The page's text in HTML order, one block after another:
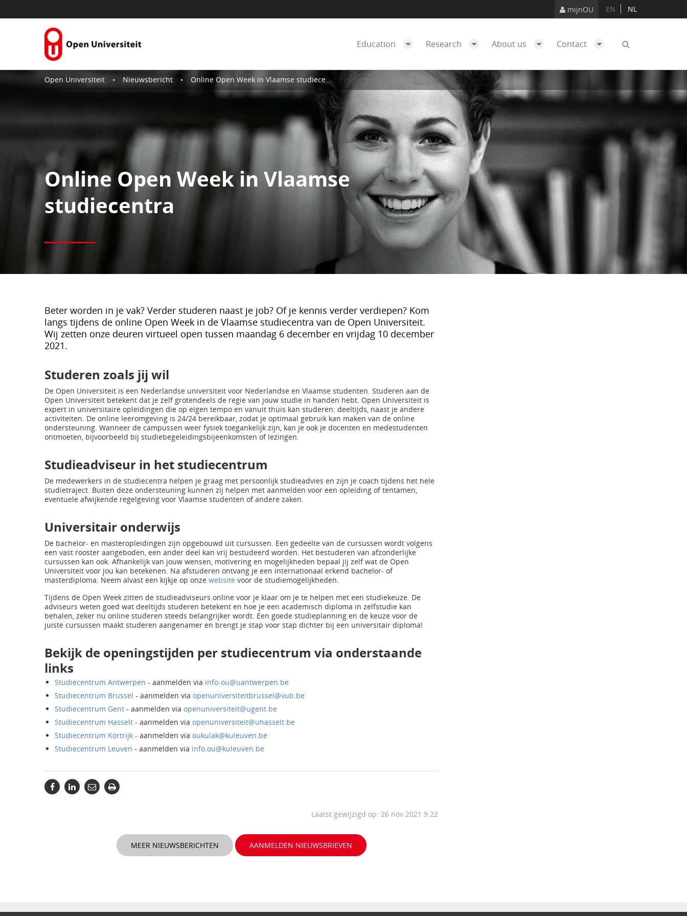
mijnOU EN NL
Education Research About us Contact
Open Universiteit Nieuwsbericht Online Open Week in Vlaamse studiecentra
Online Open Week in Vlaamse
studiecentra
Beter worden in je vak? Verder studeren naast je job? Of je kennis verder verdiepen? Kom
langs tijdens de online Open Week in de Vlaamse studiecentra van de Open Universiteit.
Wij zetten onze deuren virtueel open tussen maandag 6 december en vrijdag 10 december
2021.
Studeren zoals jij wil
De Open Universiteit is een Nederlandse universiteit voor Nederlandse en Vlaamse studenten. Studeren aan de
Open Universiteit betekent dat je zelf grotendeels de regie van jouw studie in handen hebt. Open Universiteit is
expert in universitaire opleidingen die op eigen tempo en vanuit thuis kan studeren: deeltijds, naast je andere
activiteiten. De online leeromgeving is 24/24 bereikbaar, zodat je optimaal gebruik kan maken van de online
ondersteuning. Wanneer de campussen weer fysiek toegankelijk zijn, kan je ook je docenten en medestudenten
ontmoeten, bijvoorbeeld bij studiebegeleidingsbijeenkomsten of lezingen.
Studieadviseur in het studiecentrum
De medewerkers in de studiecentra helpen je graag met persoonlijk studieadvies en zijn je coach tijdens het hele
studietraject. Buiten deze ondersteuning kunnen zij helpen met aanmelden voor een opleiding of tentamen,
eventuele afwijkende regelgeving voor Vlaamse studenten of andere zaken.
Universitair onderwijs
De bachelor- en masteropleidingen zijn opgebouwd uit cursussen. Een gedeelte van de cursussen wordt volgens
een vast rooster aangeboden, een ander deel kan vrij bestudeerd worden. Het bestuderen van afzonderlijke
cursussen kan ook. Afhankelijk van jouw wensen, motivering en mogelijkheden bepaal jij zelf wat de Open
Universiteit voor jou kan betekenen. Na afstuderen ontvang je een internationaal erkend bachelor- of
masterdiploma. Neem alvast een kijkje op onze website voor de studiemogelijkheden.
Tijdens de Open Week zitten de studieadviseurs online voor je klaar om je te helpen met een studiekeuze. De
adviseurs weten goed wat deeltijds studeren betekent en hoe je een academisch diploma in zelfstudie kan
behalen, zeker nu online studeren steeds belangrijker wordt. Een goede studieplanning en de keuze voor de
juiste cursussen maakt studeren aangenamer en brengt je stap voor stap dichter bij een universitair diploma!
Bekijk de openingstijden per studiecentrum via onderstaande
links
Studiecentrum Antwerpen - aanmelden via info-ou@uantwerpen.be
Studiecentrum Brussel - aanmelden via openuniversiteitbrussel@vub.be
Studiecentrum Gent - aanmelden via openuniversiteit@ugent.be
Studiecentrum Hasselt - aanmelden via openuniversiteit@uhasselt.be
Studiecentrum Kortrijk - aanmelden via oukulak@kuleuven.be
Studiecentrum Leuven - aanmelden via info.ou@kuleuven.be
Laatst gewijzigd op: 26 nov 2021 9:22
MEER NIEUWSBERICHTEN AANMELDEN NIEUWSBRIEVEN